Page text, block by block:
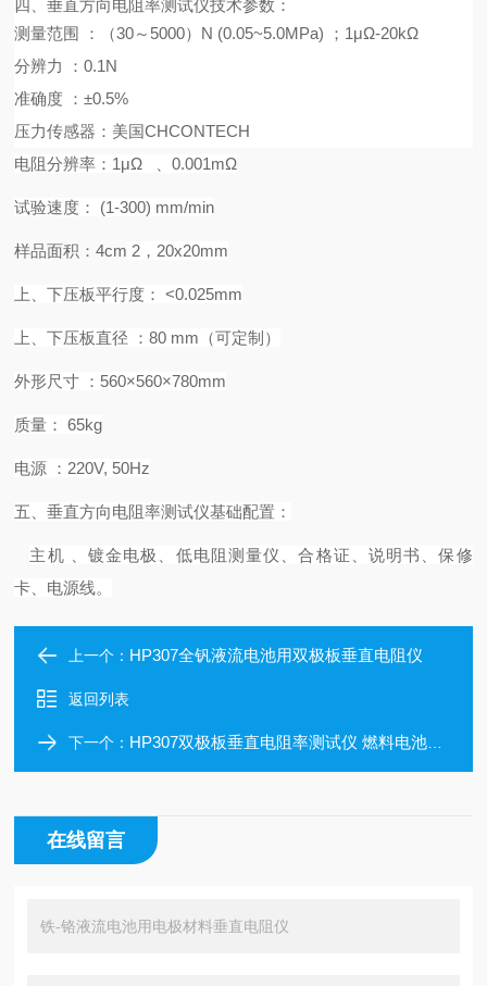
四、垂直方向电阻率测试仪技术参数：
测量范围
：（30～ 5000）N (0.05~5.0MPa) ； 1μΩ-20kΩ
分辨力
：0.1N
准确度 ：±0.5%
压力传感器：美国CHCONTECH
电阻分辨率： 1μΩ 、0.001mΩ
试验速度： (1-300) mm/min
样品面积：4cm 2 ， 20x20mm
上 、下压板平行度： <0.025mm
上 、下压板直径 ：80 mm （可定制 ）
外形尺寸 ： 560×560×780mm
质量： 65kg
电源 ： 220V, 50Hz
五、垂直方向电阻率测试仪基础配置：
主机
、镀金电极、低电阻测量仪、合格证、说明书、保修
卡、电源线。
上一个： HP307全钒液流电池用双极板垂直电阻仪
返回列表
下一个： HP307双极板垂直电阻率测试仪 燃料电池特性方法
在线留言